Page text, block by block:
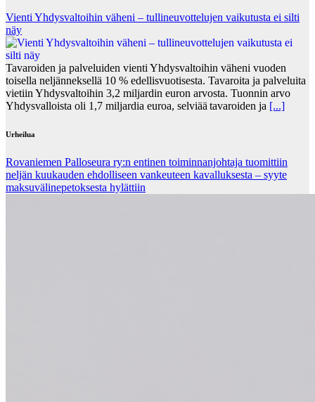
Vienti Yhdysvaltoihin väheni – tullineuvottelujen vaikutusta ei silti
näy
Tavaroiden ja palveluiden vienti Yhdysvaltoihin väheni vuoden
toisella neljänneksellä 10 % edellisvuotisesta. Tavaroita ja palveluita
vietiin Yhdysvaltoihin 3,2 miljardin euron arvosta. Tuonnin arvo
Yhdysvalloista oli 1,7 miljardia euroa, selviää tavaroiden ja [...]
Urheilua
Rovaniemen Palloseura ry:n entinen toiminnanjohtaja tuo­mit­tiin
neljän kuu­kau­den eh­dol­li­seen van­keu­teen ka­val­luk­ses­ta – syyte
mak­su­vä­li­ne­pe­tok­ses­ta hy­lät­tiin